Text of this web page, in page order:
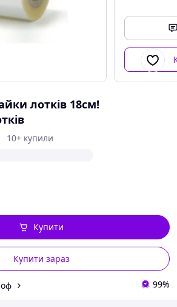
лотків 18см!
10+ купили
Купити зараз
Купити
99%